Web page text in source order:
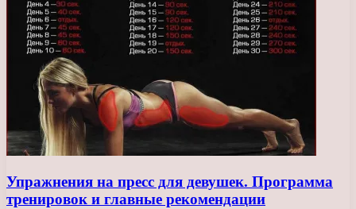
Упражнения на пресс для девушек. Программа
тренировок и главные рекомендации